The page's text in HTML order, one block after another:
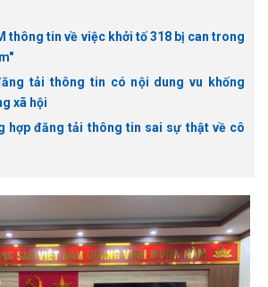
thông tin về việc khởi tố 318 bị can trong
tải thông tin có nội dung vu khống
xã hội
hợp đăng tải thông tin sai sự thật về cô